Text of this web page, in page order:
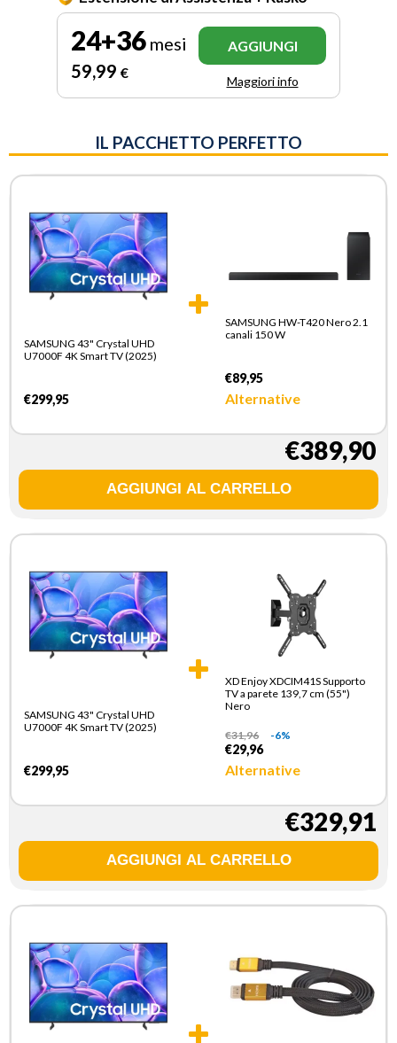
24+36 mesi
59,99 €
AGGIUNGI
Maggiori info
IL PACCHETTO PERFETTO
SAMSUNG 43" Crystal UHD
U7000F 4K Smart TV (2025)
€299,95
SAMSUNG HW-T420 Nero 2.1
canali 150 W
€89,95
Alternative
€389,90
SAMSUNG 43" Crystal UHD
U7000F 4K Smart TV (2025)
€299,95
XD Enjoy XDCIM41S Supporto
TV a parete 139,7 cm (55")
Nero
€31,96 -6%
€29,96
Alternative
€329,91